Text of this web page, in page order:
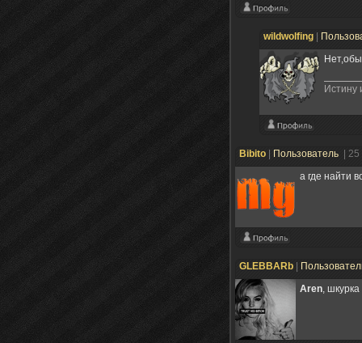
wildwolfing
Истину
Bibito Пользователь
|
а где найти
GLEBBARb
Aren,